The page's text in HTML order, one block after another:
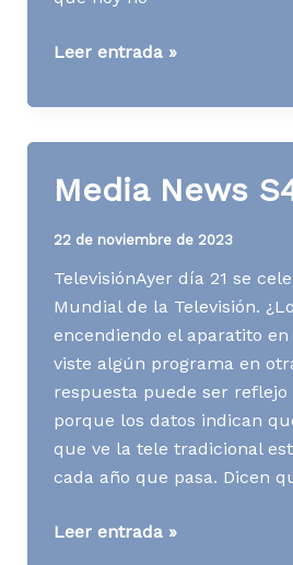
Media
S48
Leer entrada »
Media News
22 de noviembre de 2023
TelevisiónAyer día 21 se
Mundial de la Televisión.
encendiendo el aparatito
viste algún programa en
respuesta puede ser reflejo
porque los datos indican
que ve la tele tradicional
cada año que pasa. Dicen
Media
Leer entrada »